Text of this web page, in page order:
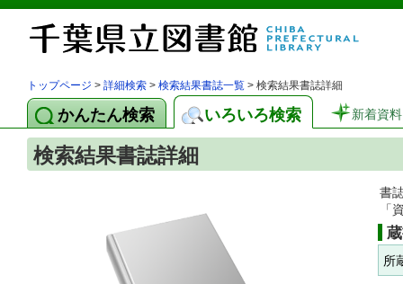
トップページ > 詳細検索 > 検索結果書誌一覧 > 検索結果書誌詳細
かんたん検索 いろいろ検索 新着資料
検索結果書誌詳細
書
「
所